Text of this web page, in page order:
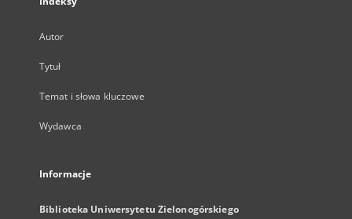
Autor
Tytuł
Temat i słowa kluczowe
Wydawca
Informacje
Biblioteka Uniwersytetu Zielonogórskiego